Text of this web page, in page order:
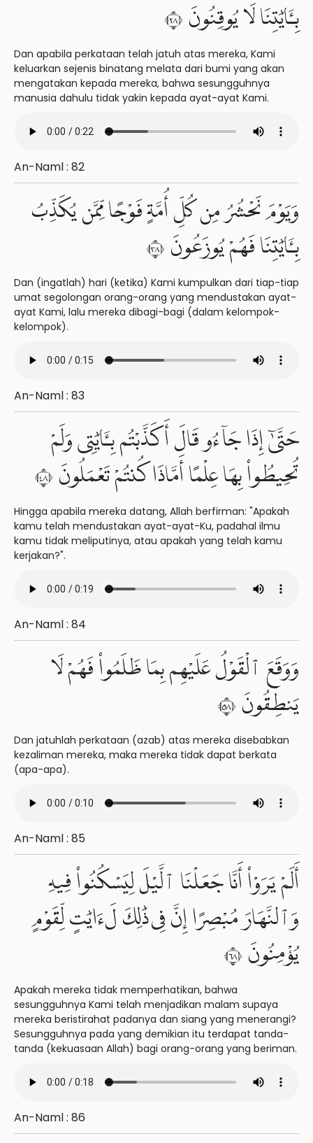
بِـَٔايَٰتِنَا لَا يُوقِنُونَ ٨٢
Dan apabila perkataan telah jatuh atas mereka, Kami
keluarkan sejenis binatang melata dari bumi yang akan
mengatakan kepada mereka, bahwa sesungguhnya
manusia dahulu tidak yakin kepada ayat-ayat Kami.
An-Naml : 82
وَيَوْمَ نَحْشُرُ مِن كُلِّ أُمَّةٍ فَوْجًا مِّمَّن يُكَذِّبُ
بِـَٔايَٰتِنَا فَهُمْ يُوزَعُونَ ٨٣
Dan (ingatlah) hari (ketika) Kami kumpulkan dari tiap-tiap
umat segolongan orang-orang yang mendustakan ayat-
ayat Kami, lalu mereka dibagi-bagi (dalam kelompok-
kelompok).
An-Naml : 83
حَتَّىٰٓ إِذَا جَآءُو قَالَ أَكَذَّبْتُم بِـَٔايَٰتِى وَلَمْ
تُحِيطُوا۟ بِهَا عِلْمًا أَمَّاذَا كُنتُمْ تَعْمَلُونَ ٨٤
Hingga apabila mereka datang, Allah berfirman: "Apakah
kamu telah mendustakan ayat-ayat-Ku, padahal ilmu
kamu tidak meliputinya, atau apakah yang telah kamu
kerjakan?".
An-Naml : 84
وَوَقَعَ ٱلْقَوْلُ عَلَيْهِم بِمَا ظَلَمُوا۟ فَهُمْ لَا
يَنطِقُونَ ٨٥
Dan jatuhlah perkataan (azab) atas mereka disebabkan
kezaliman mereka, maka mereka tidak dapat berkata
(apa-apa).
An-Naml : 85
أَلَمْ يَرَوْا۟ أَنَّا جَعَلْنَا ٱلَّيْلَ لِيَسْكُنُوا۟ فِيهِ
وَٱلنَّهَارَ مُبْصِرًا إِنَّ فِى ذَٰلِكَ لَءَايَٰتٍ لِّقَوْمٍ
يُؤْمِنُونَ ٨٦
Apakah mereka tidak memperhatikan, bahwa
sesungguhnya Kami telah menjadikan malam supaya
mereka beristirahat padanya dan siang yang menerangi?
Sesungguhnya pada yang demikian itu terdapat tanda-
tanda (kekuasaan Allah) bagi orang-orang yang beriman.
An-Naml : 86